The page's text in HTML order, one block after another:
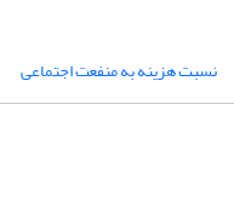
نسبت هزینه به منفعت اجتماعی